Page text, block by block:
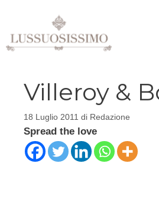
contenuto
Villeroy &
18 Luglio 2011 di Redazione
Spread the love